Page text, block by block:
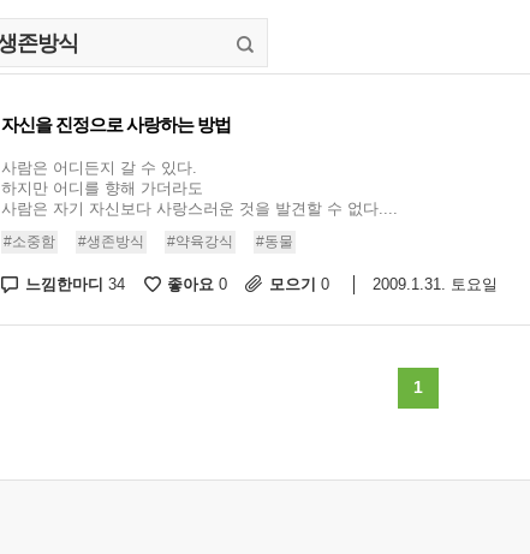
자신을 진정으로 사랑하는 방법
사람은 어디든지 갈 수 있다.
하지만 어디를 향해 가더라도
사람은 자기 자신보다 사랑스러운 것을 발견할 수 없다....
#소중함 #생존방식 #약육강식 #동물
느낌한마디 34 좋아요 0 모으기 0 2009.1.31. 토요일
1